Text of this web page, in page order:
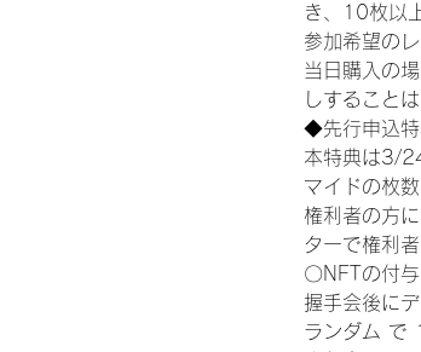
き、10枚以
参加希望の
当日購入の
しすること
◆先行申込特
本特典は3/
マイドの枚
権利者の方
ターで権利
〇NFTの付与
握手会後に
ランダム で